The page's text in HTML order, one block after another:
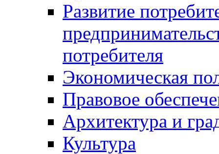
Развитие
потребителя
Экономическая
Правовое
Архитектура и
Культура